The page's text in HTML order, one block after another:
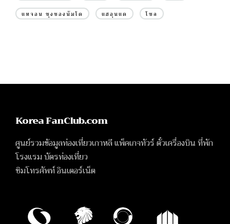
แทจอน ชุงชองนัมโด แฮอุนแด โซล
Korea FanClub.com
ศูนย์รวมข้อมูลท่องเที่ยวเกาหลี แพ็คเกจทัวร์ ตั๋วเครื่องบิน ที่พัก
โรงแรม บัตรท่องเที่ยว
ซิมโทรศัพท์ อินเตอร์เน็ต